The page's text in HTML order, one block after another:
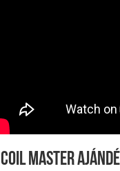
Coil Master